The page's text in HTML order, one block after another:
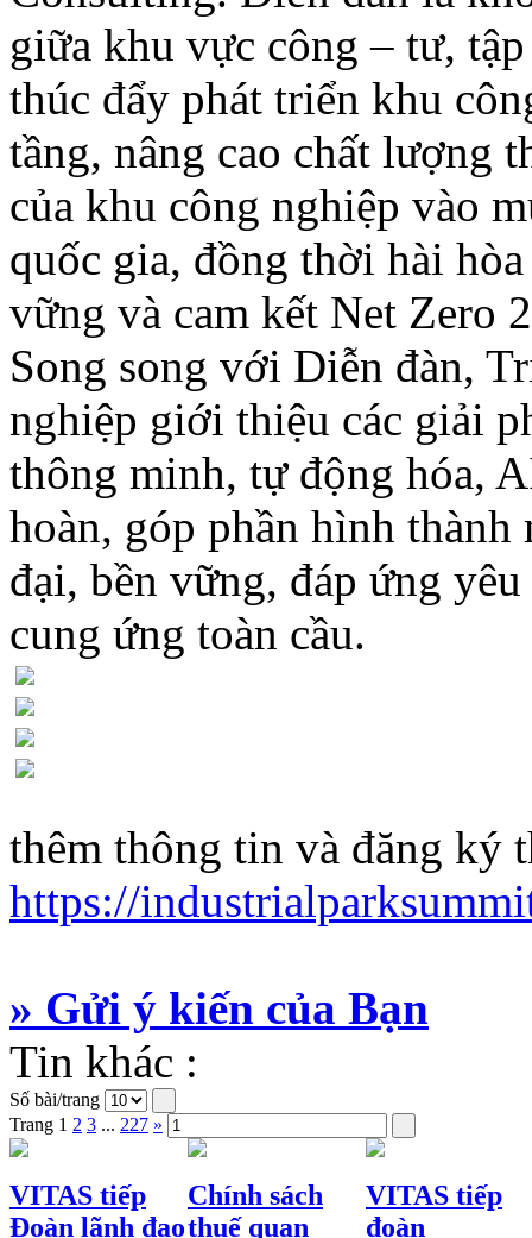
giữa khu vực công – tư,
thúc đẩy phát triển khu
tầng, nâng cao chất lượng
của khu công nghiệp vào
quốc gia, đồng thời hài
vững và cam kết Net Zero
Song song với Diễn đàn,
nghiệp giới thiệu các giải
thông minh, tự động hóa,
hoàn, góp phần hình
đại, bền vững, đáp ứng
cung ứng toàn cầu.
thêm thông tin và đăng ký
https://
» Gửi ý kiến của Bạn
Tin khác :
Số bài/trang
Trang 1 2 3 ... 227 »
VITAS tiếp
Đoàn lãnh đạo
Chính sách
thuế quan
VITAS tiếp
đoàn